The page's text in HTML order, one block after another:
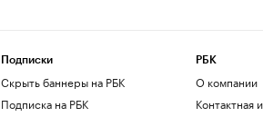
Подписки
Скрыть баннеры на РБК
Подписка на РБК
РБК
О компании
Контактная